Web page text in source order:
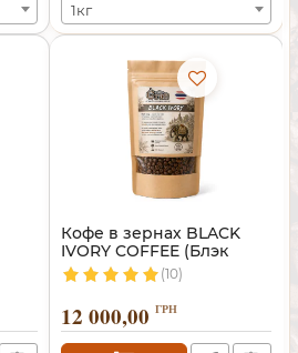
1кг
Кофе в зернах BLACK
IVORY COFFEE (Блэк
Айвори)
(10)
12 000,00 ГРН